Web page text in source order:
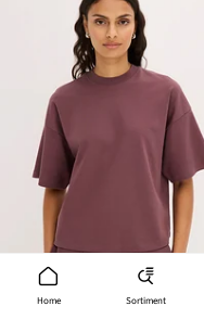
Home Sortiment